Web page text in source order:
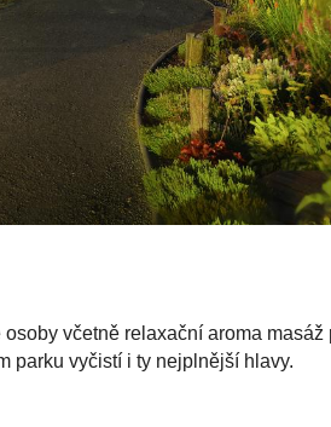
včetně relaxační aroma masáž
parku vyčistí i ty nejplnější hlavy.